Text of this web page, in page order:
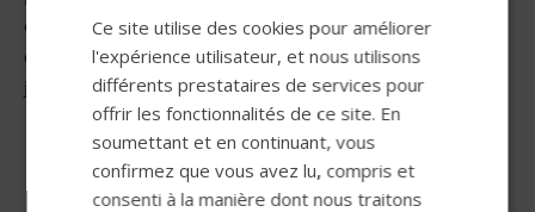
ou une dystonie ou pour les utilisateurs qui ont déjà eu
des joysticks cassés. La conception solide protège le
joystick mécaniquement et électriquement, ?
SWEDISH
DUTCH
GERMAN
DANISH
Ce site utilise des cookies pour améliorer
l'expérience utilisateur, et nous utilisons
différents prestataires de services pour
offrir les fonctionnalités de ce site. En
soumettant et en continuant, vous
confirmez que vous avez lu, compris et
consenti à la manière dont nous traitons